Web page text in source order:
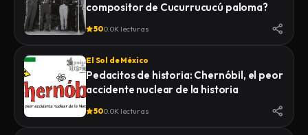
compositor de Cucurrucucú paloma?
500.0K lecturas
El Sol de México
Pedacitos de historia: Chernóbil, el peor
accidente nuclear de la historia
500.0K lecturas